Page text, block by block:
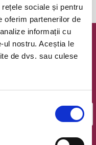
sociale și pentru
oferim partenerilor de
informații cu
ul nostru. Aceștia le
de dvs. sau culese
cu cele mai noi